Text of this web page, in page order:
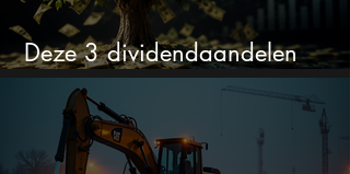
Deze 3 dividendaandelen
kunnen binnenkort flink stijgen